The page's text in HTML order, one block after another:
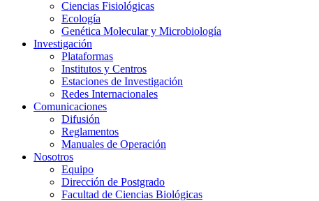
Ciencias Fisiológicas
Ecología
Genética Molecular y Microbiología
Investigación
Plataformas
Institutos y Centros
Estaciones de Investigación
Redes Internacionales
Comunicaciones
Difusión
Reglamentos
Manuales de Operación
Nosotros
Equipo
Dirección de Postgrado
Facultad de Ciencias Biológicas